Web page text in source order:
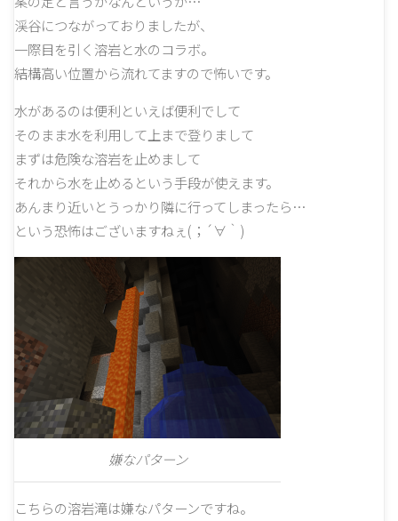
渓谷につながっておりましたが、
一際目を引く溶岩と水のコラボ。
結構高い位置から流れてますので怖いです。
水があるのは便利といえば便利でして
そのまま水を利用して上まで登りまして
まずは危険な溶岩を止めまして
それから水を止めるという手段が使えます。
あんまり近いとうっかり隣に行ってしまったら…
という恐怖はございますねぇ(；´∀｀)
嫌なパターン
こちらの溶岩滝は嫌なパターンですね。